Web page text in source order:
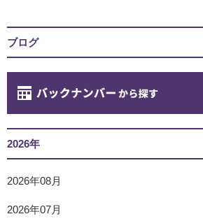
ブログ
2026年
2026年08月
2026年07月